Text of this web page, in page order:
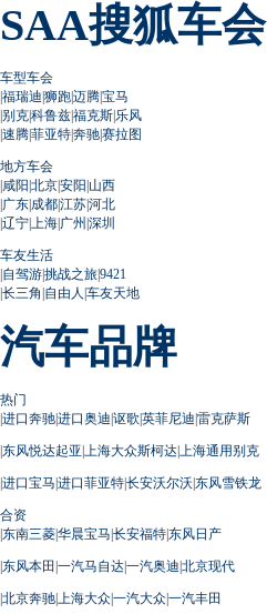
SAA搜狐车会
车型车会
|福瑞迪|狮跑|迈腾|宝马
|别克|科鲁兹|福克斯|乐风
|速腾|菲亚特|奔驰|赛拉图
地方车会
|咸阳|北京|安阳|山西
|广东|成都|江苏|河北
|辽宁| 上海|广州 |深圳
车友生活
|自驾游|挑战之旅|9421
|长三角 |自由人 |车友天地
汽车品牌
热门
|进口奔驰|进口奥迪|讴歌|英菲尼迪|雷克萨斯
|东风悦达起亚| 上海大众斯柯达| 上海通用别克
|进口宝马|进口菲亚特|长安沃尔沃|东风雪铁龙
合资
|东南三菱|华晨宝马|长安福特|东风日产
|东风本田 |一汽马自达|一汽奥迪|北京现代
|北京奔驰| 上海大众|一汽大众|一汽丰田